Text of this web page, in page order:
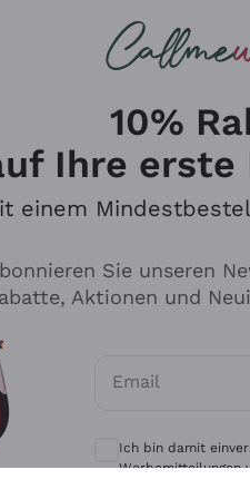
Antinori
Ca' del Bosco
10%
Ihre erste
einem
Sie unseren
Aktionen und
Email
Optionale
Ich bin damit
Werbemitteilungen